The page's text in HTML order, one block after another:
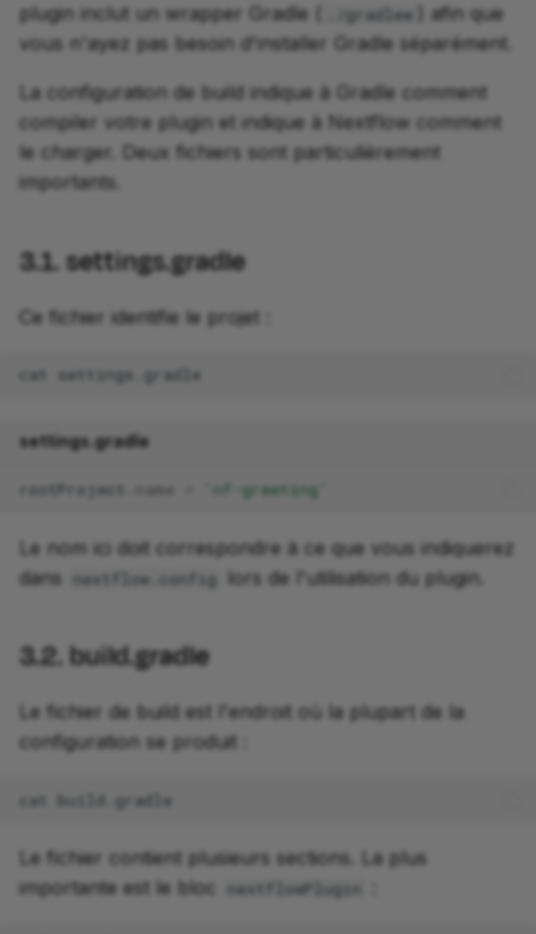
plugin inclut un wrapper Gradle (
./gradlew
) afin que
vous n'ayez pas besoin d'installer Gradle séparément.
La configuration de build indique à Gradle comment
compiler votre plugin et indique à Nextflow comment
le charger. Deux fichiers sont particulièrement
importants.
3.1. settings.gradle
Ce fichier identifie le projet :
cat
settings.gradle
rootProject name 'nf-greeting'
Le nom ici doit correspondre à ce que vous indiquerez
dans
nextflow.config lors de l'utilisation du plugin.
3.2. build.gradle
Le fichier de build est l'endroit où la plupart de la
configuration se produit :
cat
Le fichier contient plusieurs sections. La plus
importante est le bloc
nextflowPlugin